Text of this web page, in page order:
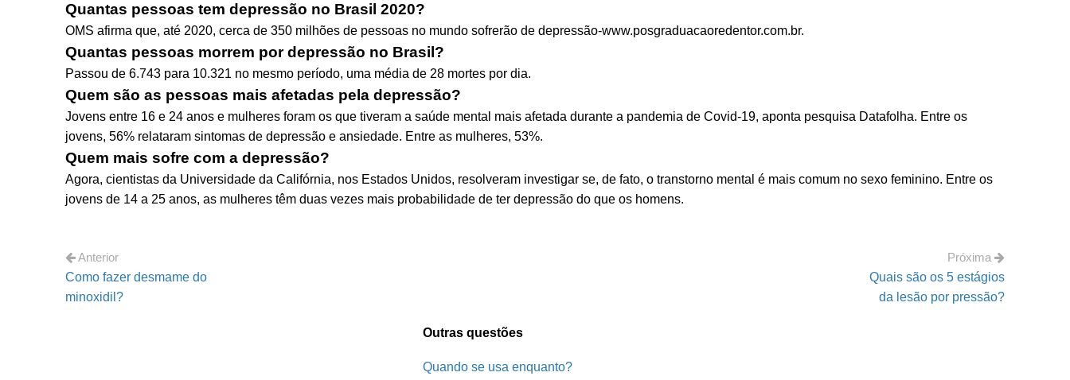
Quantas pessoas tem depressão no Brasil 2020?
OMS afirma que, até 2020, cerca de 350 milhões de pessoas no mundo sofrerão de depressão-www.posgraduacaoredentor.com.br.
Quantas pessoas morrem por depressão no Brasil?
Passou de 6.743 para 10.321 no mesmo período, uma média de 28 mortes por dia.
Quem são as pessoas mais afetadas pela depressão?
Jovens entre 16 e 24 anos e mulheres foram os que tiveram a saúde mental mais afetada durante a pandemia de Covid-19, aponta pesquisa Datafolha. Entre os
jovens, 56% relataram sintomas de depressão e ansiedade. Entre as mulheres, 53%.
Quem mais sofre com a depressão?
Agora, cientistas da Universidade da Califórnia, nos Estados Unidos, resolveram investigar se, de fato, o transtorno mental é mais comum no sexo feminino. Entre os
jovens de 14 a 25 anos, as mulheres têm duas vezes mais probabilidade de ter depressão do que os homens.
Anterior
Como fazer desmame do
minoxidil?
Próxima
Quais são os 5 estágios
da lesão por pressão?
Outras questões
Quando se usa enquanto?